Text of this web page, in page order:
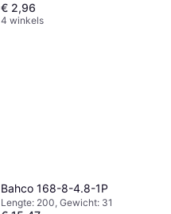
€ 2,96
4 winkels
Bahco 168-8-4.8-1P
Lengte: 200, Gewicht: 31